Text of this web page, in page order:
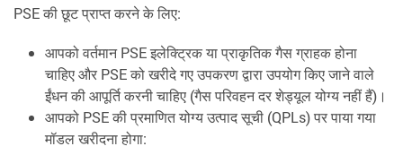
PSE की छूट प्राप्त करने के लिए:
आपको वर्तमान PSE इलेक्ट्रिक या प्राकृतिक गैस ग्राहक होना
चाहिए और PSE को खरीदे गए उपकरण द्वारा उपयोग किए जाने वाले
ईंधन की आपूर्ति करनी चाहिए (गैस परिवहन दर शेड्यूल योग्य नहीं हैं)।
आपको PSE की प्रमाणित योग्य उत्पाद सूची (QPLs) पर पाया गया
मॉडल खरीदना होगा: